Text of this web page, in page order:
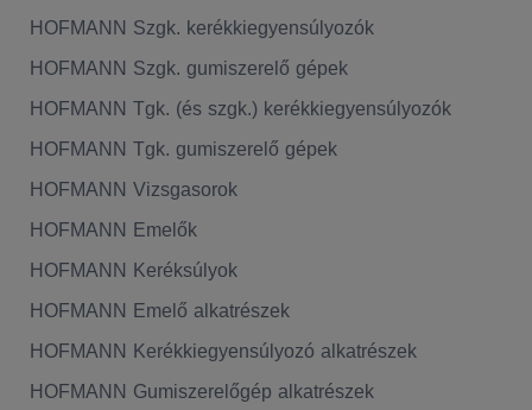
HOFMANN Szgk. kerékkiegyensúlyozók
HOFMANN Szgk. gumiszerelő gépek
HOFMANN Tgk. (és szgk.) kerékkiegyensúlyozók
HOFMANN Tgk. gumiszerelő gépek
HOFMANN Vizsgasorok
HOFMANN Emelők
HOFMANN Keréksúlyok
HOFMANN Emelő alkatrészek
HOFMANN Kerékkiegyensúlyozó alkatrészek
HOFMANN Gumiszerelőgép alkatrészek